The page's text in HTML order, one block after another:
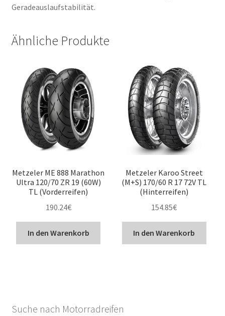
Geradeauslaufstabilität.
Ähnliche Produkte
Metzeler ME 888 Marathon
Ultra 120/70 ZR 19 (60W)
TL (Vorderreifen)
190.24€
In den Warenkorb
Metzeler Karoo Street
(M+S) 170/60 R 17 72V TL
(Hinterreifen)
154.85€
In den Warenkorb
Suche nach Motorradreifen